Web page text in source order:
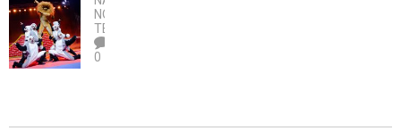
no
legalice
el
abuso”
OBRA
DE
TEATRO
Y
MADAGASCAR
NOTICIAS
TEATRO
0